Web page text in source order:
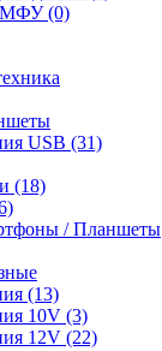
МФУ (0)
USB (31)
(18)
/ Планшеты
(13)
10V (3)
12V (22)